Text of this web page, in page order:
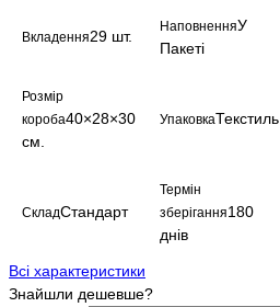
Вкладення29 шт.
НаповненняУ
Пакеті
Розмір
короба40×28×30
см.
УпаковкаТекстиль
СкладСтандарт
Термін
зберігання180
днів
Всі характеристики
Знайшли дешевше?